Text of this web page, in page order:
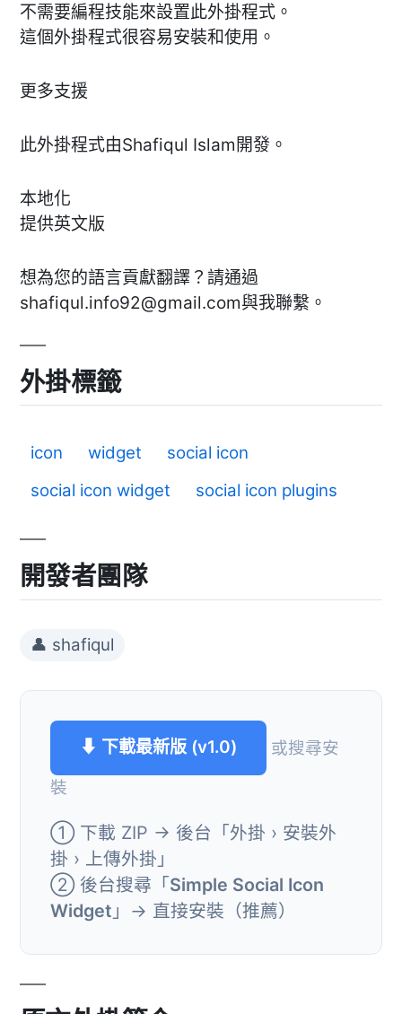
不需要編程技能來設置此外掛程式。
這個外掛程式很容易安裝和使用。
更多支援
此外掛程式由Shafiqul Islam開發。
本地化
提供英文版
想為您的語言貢獻翻譯？請通過
shafiqul.info92@gmail.com與我聯繫。
外掛標籤
icon widget
social icon
social icon widget
social icon plugins
開發者團隊
👤 shafiqul
⬇ 下載最新版 (v1.0)
或搜尋安
裝
① 下載 ZIP → 後台「外掛 › 安裝外
掛 › 上傳外掛」
② 後台搜尋「Simple Social Icon
Widget 」→ 直接安裝（推薦）